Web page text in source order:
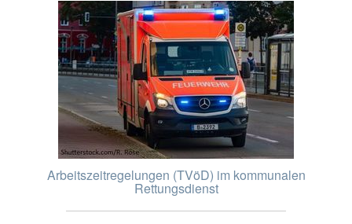
Arbeitszeitregelungen (TVöD) im kommunalen
Rettungsdienst